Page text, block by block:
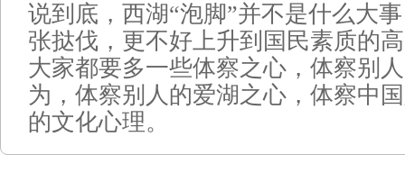
说到底，西湖“泡脚”并不是什么大
张挞伐，更不好上升到国民素质的
大家都要多一些体察之心，体察别
为，体察别人的爱湖之心，体察中
的文化心理。